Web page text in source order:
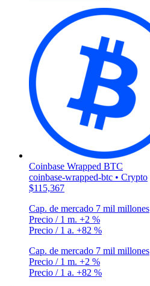
Coinbase Wrapped BTC
coinbase-wrapped-btc • Crypto
$115,367
Cap. de mercado 7 mil millones
Precio / 1 m. +2 %
Precio / 1 a. +82 %
Cap. de mercado 7 mil millones
Precio / 1 m. +2 %
Precio / 1 a. +82 %